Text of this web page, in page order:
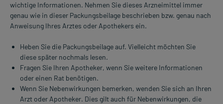
wichtige Informationen. Nehmen Sie dieses Arzneimittel immer
genau wie in dieser Packungsbeilage beschrieben bzw. genau nach
Anweisung Ihres Arztes oder Apothekers ein.
Heben Sie die Packungsbeilage auf. Vielleicht möchten Sie
diese später nochmals lesen.
Fragen Sie Ihren Apotheker, wenn Sie weitere Informationen
oder einen Rat benötigen.
Wenn Sie Nebenwirkungen bemerken, wenden Sie sich an Ihren
Arzt oder Apotheker. Dies gilt auch für Nebenwirkungen, die